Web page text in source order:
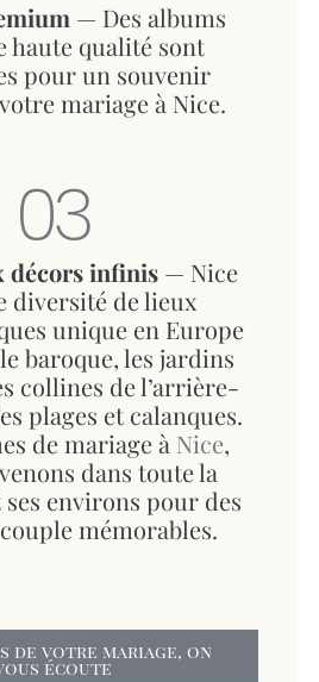
— Des albums
haute qualité sont
pour un souvenir
mariage à Nice.
03
décors infinis — Nice
diversité de lieux
unique en Europe
baroque, les jardins
collines de l’arrière-
plages et calanques.
de mariage à Nice,
dans toute la
environs pour des
mémorables.
de votre mariage, on
écoute